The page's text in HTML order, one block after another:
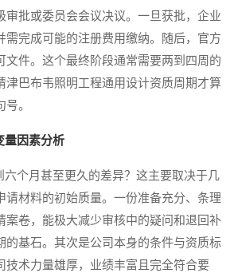
审批或委员会会议决议。一旦获批，企业
需完成可能的注册费用缴纳。随后，官方
文件。这个最终阶段通常需要两到四周的
津巴布韦照明工程通用设计资质周期才算
。
量因素分析
个月甚至更久的差异？这主要取决于几
请材料的初始质量。一份准备充分、条理
案卷，能极大减少审核中的疑问和退回补
的基石。其次是公司本身的条件与资质标
技术力量雄厚，业绩丰富且完全符合要